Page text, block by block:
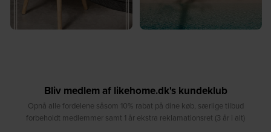
Bliv medlem af likehome.dk's kundeklub
Opnå alle fordelene såsom 10% rabat på dine køb, særlige tilbud
forbeholdt medlemmer samt 1 år ekstra reklamationsret (3 år i alt)